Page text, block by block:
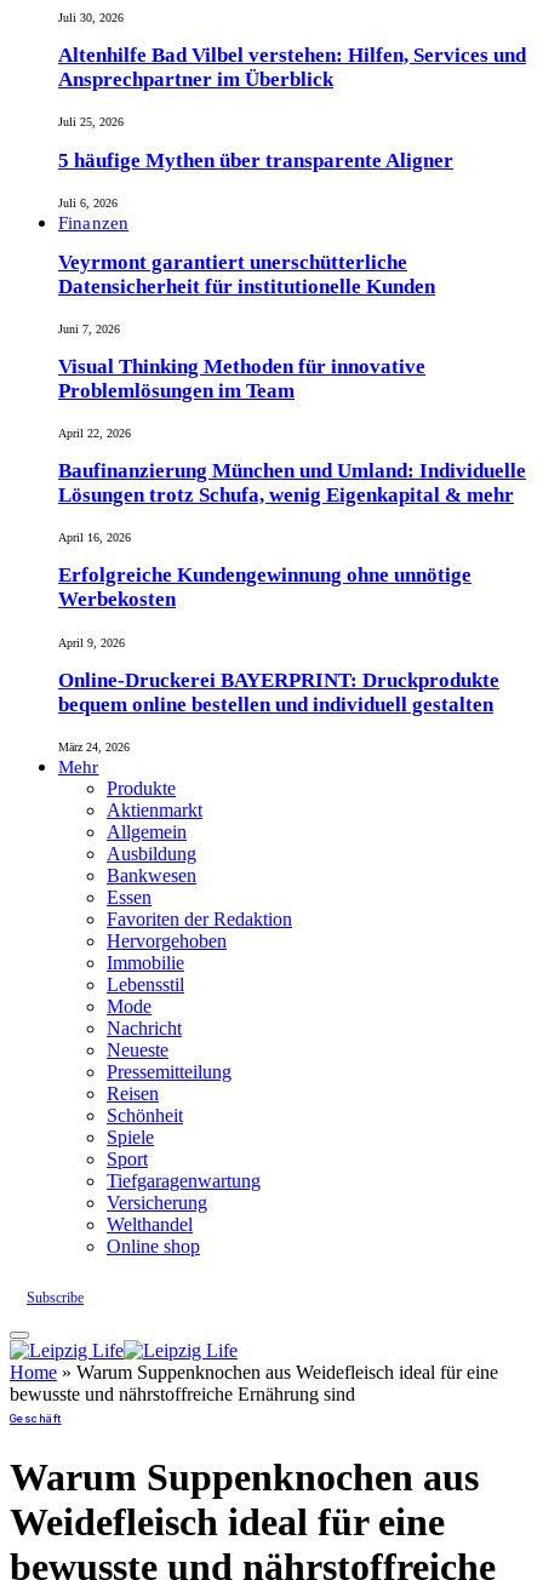
Juli 30, 2026
Altenhilfe Bad Vilbel verstehen: Hilfen, Services und
Ansprechpartner im Überblick
Juli 25, 2026
5 häufige Mythen über transparente Aligner
Juli 6, 2026
Finanzen
Veyrmont garantiert unerschütterliche
Datensicherheit für institutionelle Kunden
Juni 7, 2026
Visual Thinking Methoden für innovative
Problemlösungen im Team
April 22, 2026
Baufinanzierung München und Umland: Individuelle
Lösungen trotz Schufa, wenig Eigenkapital & mehr
April 16, 2026
Erfolgreiche Kundengewinnung ohne unnötige
Werbekosten
April 9, 2026
Online-Druckerei BAYERPRINT: Druckprodukte
bequem online bestellen und individuell gestalten
März 24, 2026
Mehr
Produkte
Aktienmarkt
Allgemein
Ausbildung
Bankwesen
Essen
Favoriten der Redaktion
Hervorgehoben
Immobilie
Lebensstil
Mode
Nachricht
Neueste
Pressemitteilung
Reisen
Schönheit
Spiele
Sport
Tiefgaragenwartung
Versicherung
Welthandel
Online shop
Subscribe
Home » Warum Suppenknochen aus Weidefleisch ideal für eine
bewusste und nährstoffreiche Ernährung sind
Geschäft
Warum Suppenknochen aus
Weidefleisch ideal für eine
bewusste und nährstoffreiche